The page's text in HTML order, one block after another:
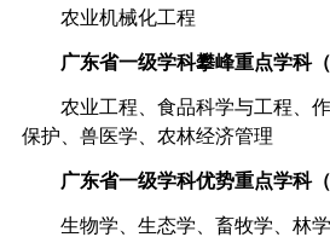
农业机械化工程
广东省一级学科攀峰重点学科（
农业工程 食品科学与工程
保护
兽医学 农林经济管理
广东省一级学科优势重点学科（
生物学 生态学 畜牧学 林学